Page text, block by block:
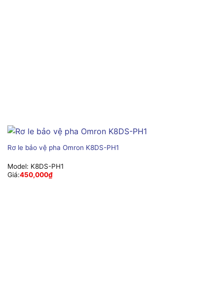
Rơ le bảo vệ pha Omron K8DS-PH1
Model: K8DS-PH1
Giá:450,000₫